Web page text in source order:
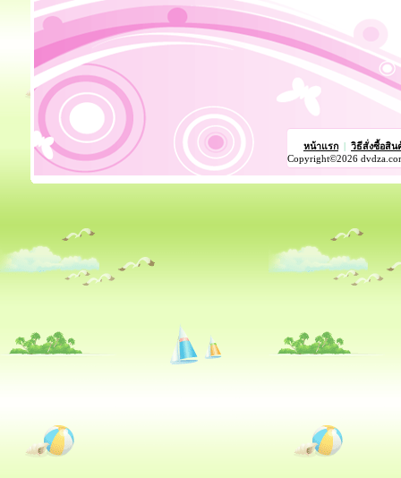
หน้าแรก
วิธีสั่งซื้อสิน
Copyright©2026